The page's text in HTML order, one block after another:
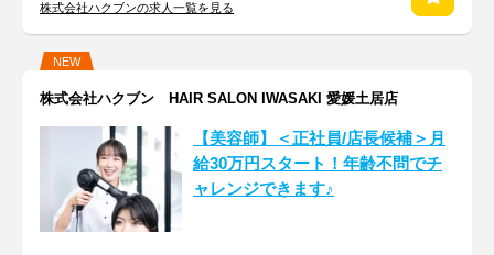
株式会社ハクブンの求人一覧を見る
NEW
株式会社ハクブン HAIR SALON IWASAKI 愛媛土居店
【美容師】＜正社員/店長候補＞月
給30万円スタート！年齢不問でチ
ャレンジできます♪